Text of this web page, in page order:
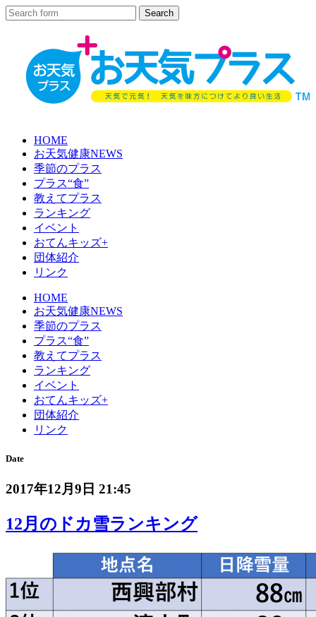
HOME
お天気健康NEWS
季節のプラス
プラス“食”
教えてプラス
ランキング
イベント
おてんキッズ+
団体紹介
リンク
HOME
お天気健康NEWS
季節のプラス
プラス“食”
教えてプラス
ランキング
イベント
おてんキッズ+
団体紹介
リンク
Date
2017年12月9日 21:45
12月のドカ雪ランキング